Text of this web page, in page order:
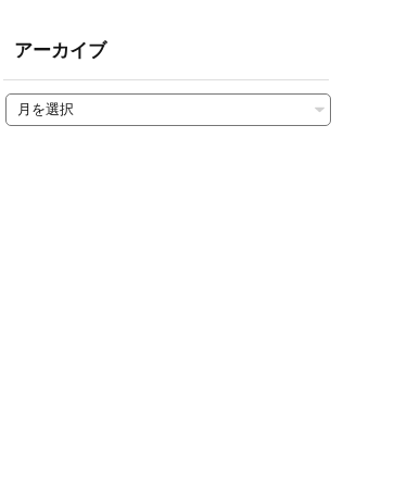
アーカイブ